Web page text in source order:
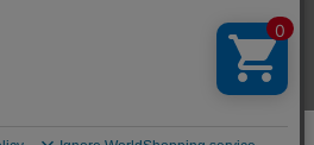
Co., Ltd. All Rights Reserved.